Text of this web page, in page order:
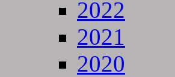
2022
2021
2020